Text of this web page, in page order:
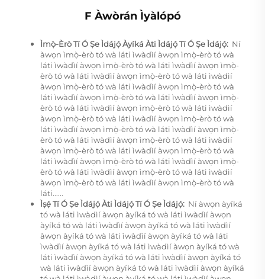
F Àwòrán Ìyàlópó
Ìmọ̀-Èrò Tí Ó Ṣe Ìdájọ́ Àyíká Àti Ìdájọ́ Tí Ó Ṣe Ìdájọ́: ​ Ní
àwọn ìmọ̀-èrò tó wà láti ìwàdìí àwọn ìmọ̀-èrò tó wà
láti ìwàdìí àwọn ìmọ̀-èrò tó wà láti ìwàdìí àwọn ìmọ̀-
èrò tó wà láti ìwàdìí àwọn ìmọ̀-èrò tó wà láti ìwàdìí
àwọn ìmọ̀-èrò tó wà láti ìwàdìí àwọn ìmọ̀-èrò tó wà
láti ìwàdìí àwọn ìmọ̀-èrò tó wà láti ìwàdìí àwọn ìmọ̀-
èrò tó wà láti ìwàdìí àwọn ìmọ̀-èrò tó wà láti ìwàdìí
àwọn ìmọ̀-èrò tó wà láti ìwàdìí àwọn ìmọ̀-èrò tó wà
láti ìwàdìí àwọn ìmọ̀-èrò tó wà láti ìwàdìí àwọn ìmọ̀-
èrò tó wà láti ìwàdìí àwọn ìmọ̀-èrò tó wà láti ìwàdìí
àwọn ìmọ̀-èrò tó wà láti ìwàdìí àwọn ìmọ̀-èrò tó wà
láti ìwàdìí àwọn ìmọ̀-èrò tó wà láti ìwàdìí àwọn ìmọ̀-
èrò tó wà láti ìwàdìí àwọn ìmọ̀-èrò tó wà láti ìwàdìí
àwọn ìmọ̀-èrò tó wà láti ìwàdìí àwọn ìmọ̀-èrò tó wà
láti......
Ìṣẹ́ Tí Ó Ṣe Ìdájọ́ Àti Ìdájọ́ Tí Ó Ṣe Ìdájọ́: ​ Ní àwọn àyíká
tó wà láti ìwàdìí àwọn àyíká tó wà láti ìwàdìí àwọn
àyíká tó wà láti ìwàdìí àwọn àyíká tó wà láti ìwàdìí
àwọn àyíká tó wà láti ìwàdìí àwọn àyíká tó wà láti
ìwàdìí àwọn àyíká tó wà láti ìwàdìí àwọn àyíká tó wà
láti ìwàdìí àwọn àyíká tó wà láti ìwàdìí àwọn àyíká tó
wà láti ìwàdìí àwọn àyíká tó wà láti ìwàdìí àwọn àyíká